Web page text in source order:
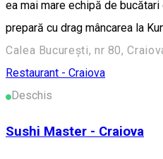
ea mai mare echipă de
prepară cu drag mâncarea la
Calea București, nr 80,
Restaurant - Craiova
Deschis
Sushi Master - Craiova